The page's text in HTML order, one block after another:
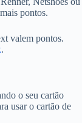
pontos.
valem pontos.
.
o seu cartão
usar o cartão de